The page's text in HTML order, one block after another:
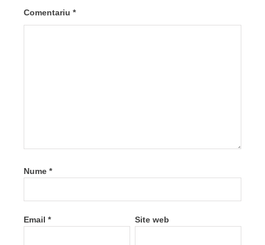
Comentariu *
Nume *
Email * Site web